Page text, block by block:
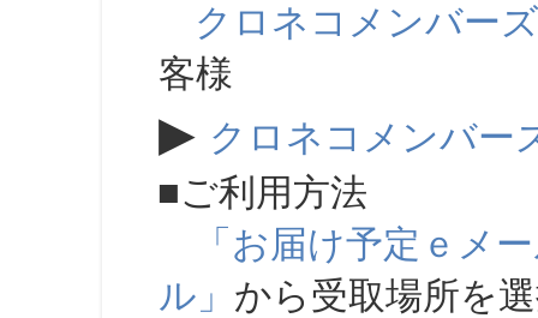
クロネコメンバーズ
客様
▶ クロネコメンバー
■ご利用方法
「お届け予定ｅメ
ル」 から受取場所を